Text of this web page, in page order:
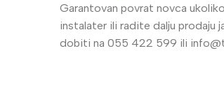
Garantovan povrat novca
instalater ili radite dalju prodaju
dobiti na 055 422 599 ili